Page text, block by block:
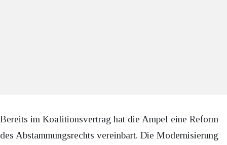
Bereits im Koalitionsvertrag hat die Ampel eine Reform
des Abstammungsrechts vereinbart. Die Modernisierung